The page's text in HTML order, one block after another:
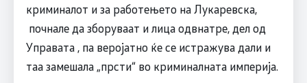
криминалот и за работењето на Лукаревска,
почнале да зборуваат и лица одвнатре, дел од
Управата , па веројатно ќе се истражува дали и
таа замешала „прсти“ во криминалната империја.